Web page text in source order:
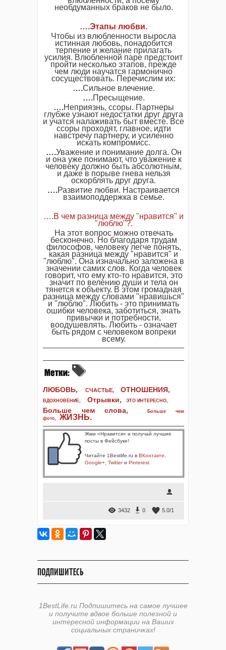
необдуманных браков не было.
….Этапы любви.
Чтобы из влюбленности выросла
истинная любовь, понадобится
терпение и желание прилагать
усилия. Влюбленной паре предстоит
пройти несколько этапов, прежде
чем люди научатся гармонично
сосуществовать. Перечислим их:
….Сильное влечение.
….Пресыщение.
….Неприязнь, ссоры. Партнеры
глубже узнают недостатки друг друга
и учатся налаживать быт вместе. Все
ссоры проходят, главное, идти
навстречу партнеру, и усиленно
искать компромисс.
….Уважение и понимание долга. Он
и она уже понимают, что уважение к
человеку должно быть абсолютным,
и даже в порыве гнева нельзя
оскорблять друг друга.
….Развитие любви. Настраивается
взаимоподдержка в семье.
….В чем разница между "нравится" и
"люблю"?.
На этот вопрос можно отвечать
бесконечно. Но благодаря трудам
философов, человеку легче понять,
какая разница между "нравится" и
"люблю". Она изначально заложена в
значении самих слов. Когда человек
говорит, что ему кто-то нравится, это
значит по велению души и тела он
тянется к объекту. В этом громадная
разница между словами "нравишься"
и "люблю". Любить - это принимать
ошибки человека, заботиться, знать
привычки и потребности,
воодушевлять. Любить - означает
быть рядом с человеком вопреки
всему.
ЛЮБОВЬ, СЧАСТЬЕ, ОТНОШЕНИЯ,
ВДОХНОВЕНИЕ, Отрывки, ЭТО ИНТЕРЕСНО,
Больше чем слова,
Больше чем
фото, ЖИЗНЬ.
Жми «Нравится» и получай лучшие
посты в Фейсбуке!
Читайте 1Bestlife.ru в ВКонтакте
Google+ Twitterи Pinterest
3432 0 5.0/1
ПОДПИШИТЕСЬ
1BestLife.ru Подпишитесь на самое лучшее
и получите вдвое больше полезной и
интересной информации на Ваших
социальных страничках!